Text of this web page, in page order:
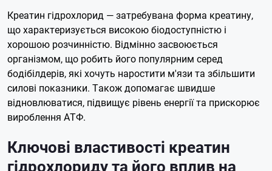
Креатин гідрохлорид — затребувана форма креатину,
що характеризується високою біодоступністю і
хорошою розчинністю. Відмінно засвоюється
організмом, що робить його популярним серед
бодібілдерів, які хочуть наростити м'язи та збільшити
силові показники. Також допомагає швидше
відновлюватися, підвищує рівень енергії та прискорює
вироблення АТФ.
Ключові властивості креатин
гідрохлориду та його вплив на